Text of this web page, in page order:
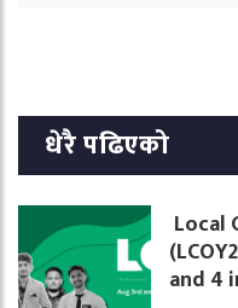
धेरै पढिएको
Local
and 4